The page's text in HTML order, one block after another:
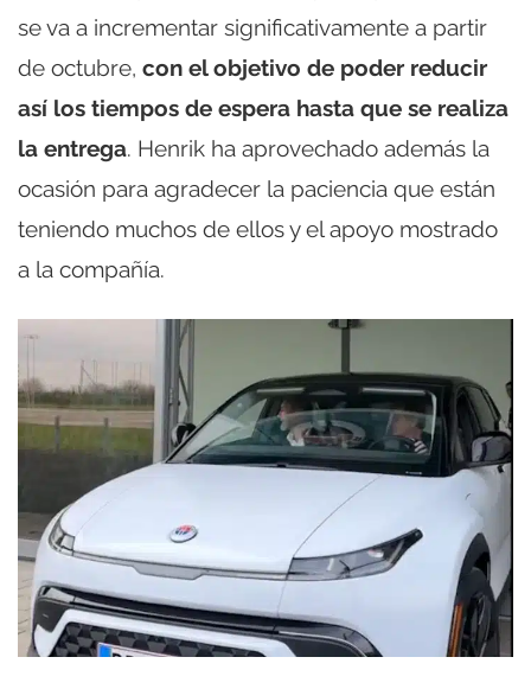
se va a incrementar significativamente a partir
de octubre, con el objetivo de poder reducir
así los tiempos de espera hasta que se realiza
la entrega. Henrik ha aprovechado además la
ocasión para agradecer la paciencia que están
teniendo muchos de ellos y el apoyo mostrado
a la compañía.